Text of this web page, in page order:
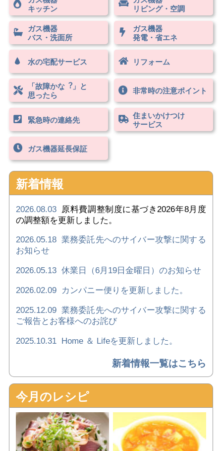
キッチン
リビング・空調
ガス機器
バス・洗⾯所
ガス機器
発電・省エネ
水の宅配サービス リフォーム
「故障かな︖」と
思ったら
⾮常時の注意ポイント
緊急時の連絡先
住まいかけつけ
サービス
ガス機器延⻑保証
新着情報
2026.08.03
原料費調整制度に基づき2026年8月度
の調整額を更新しました。
2026.05.18 業務委託先へのサイバー攻撃に関する
お知らせ
2026.05.13 休業日（6月19日金曜日）のお知らせ
2026.02.09 カンパニー便りを更新しました。
2025.12.09 業務委託先へのサイバー攻撃に関する
ご報告とお客様へのお詫び
2025.10.31 Home ＆ Lifeを更新しました。
新着情報⼀覧はこちら
今月のレシピ